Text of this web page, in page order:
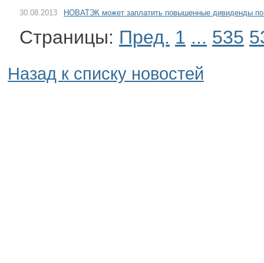
30.08.2013
НОВАТЭК может заплатить повышенные дивиденды по
Страницы: Пред. 1 ... 535
Назад к списку новостей